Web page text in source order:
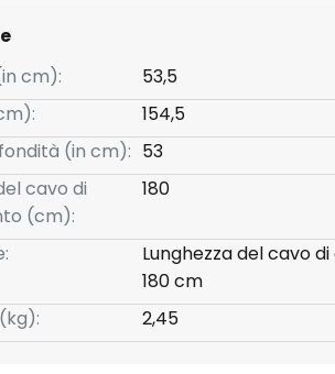
cm):
53,5
154,5
(in cm): 53
cavo di
(cm):
180
Lunghezza del cavo
180 cm
2,45